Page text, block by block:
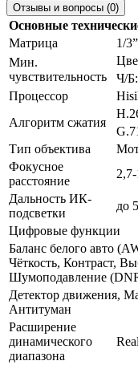
Отзывы и вопросы (0)
Основные
Матрица
1/
Мин.
чувствительность
Ч/
Процессор
Алгоритм сжатия
Тип объектива
Фокусное
расстояние
Дальность ИК-
подсветки
до
Цифровые функции
Баланс белого авто
Чёткость, Контраст,
Шумоподавление
Детектор движения,
Антитуман
Расширение
динамического
диапазона